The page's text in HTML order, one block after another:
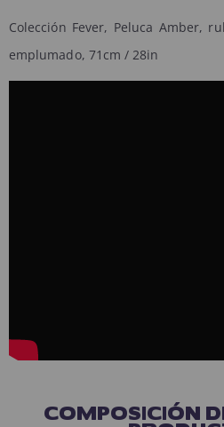
Colección Fever, Peluca Amber,
emplumado, 71cm / 28in
COMPOSICIÓN